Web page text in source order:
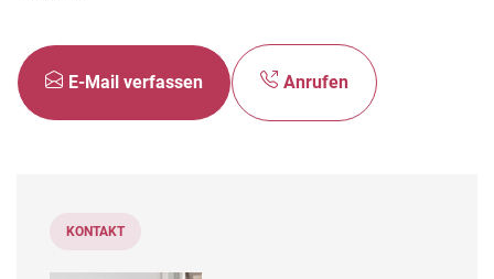
E-Mail verfassen Anrufen
KONTAKT